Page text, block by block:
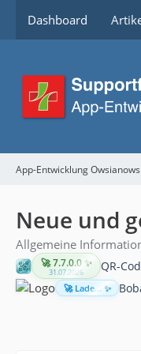
Dashboard
App-Entwicklung
Neue und
Allgemeine
🚀 7.7.0.0 ✨
31.07.2026 QR-
🚀 Lade... ✨